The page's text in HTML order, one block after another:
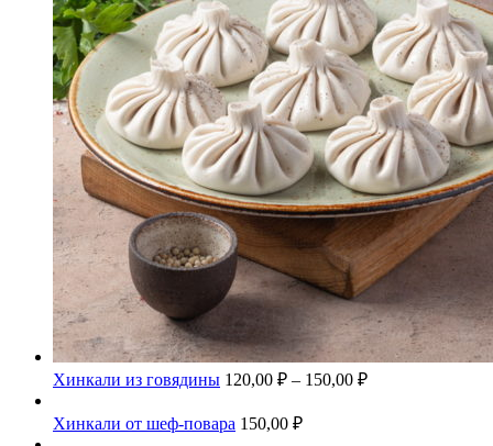
Хинкали из говядины 120,00 ₽ – 150,00 ₽
Хинкали от шеф-повара 150,00 ₽